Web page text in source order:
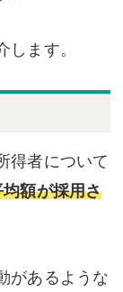
ます。
得者について
額が採用さ
があるような